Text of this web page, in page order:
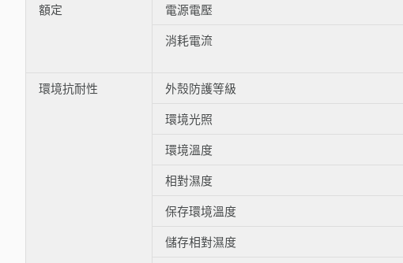
額定
電源電壓
消耗電流
環境抗耐性 外殼防護等級
環境光照
環境溫度
相對濕度
保存環境溫度
儲存相對濕度